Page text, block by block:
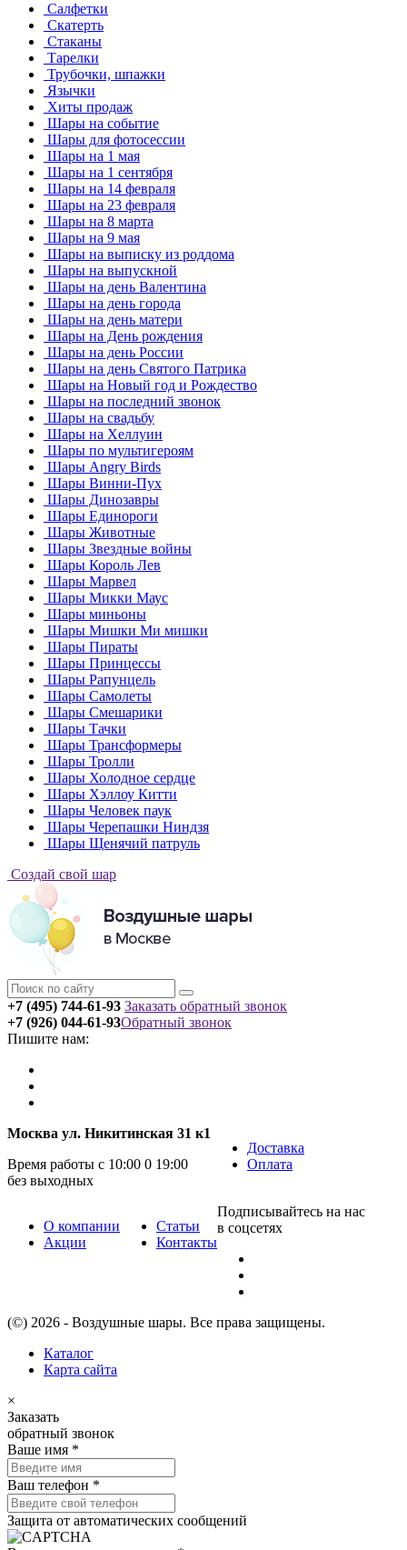
Салфетки
Скатерть
Стаканы
Тарелки
Трубочки, шпажки
Язычки
Хиты продаж
Шары на событие
Шары для фотосессии
Шары на 1 мая
Шары на 1 сентября
Шары на 14 февраля
Шары на 23 февраля
Шары на 8 марта
Шары на 9 мая
Шары на выписку из роддома
Шары на выпускной
Шары на день Валентина
Шары на день города
Шары на день матери
Шары на День рождения
Шары на день России
Шары на день Святого Патрика
Шары на Новый год и Рождество
Шары на последний звонок
Шары на свадьбу
Шары на Хеллуин
Шары по мультигероям
Шары Angry Birds
Шары Винни-Пух
Шары Динозавры
Шары Единороги
Шары Животные
Шары Звездные войны
Шары Король Лев
Шары Марвел
Шары Микки Маус
Шары миньоны
Шары Мишки Ми мишки
Шары Пираты
Шары Принцессы
Шары Рапунцель
Шары Самолеты
Шары Смешарики
Шары Тачки
Шары Трансформеры
Шары Тролли
Шары Холодное сердце
Шары Хэллоу Китти
Шары Человек паук
Шары Черепашки Ниндзя
Шары Щенячий патруль
Создай свой шар
+7 (495) 744-61-93 Заказать обратный звонок
+7 (926) 044-61-93
Пишите нам:
Обратный звонок
Москва ул. Никитинская 31 к1
Время работы с 10:00 0 19:00
без выходных
Доставка
Оплата
О компании
Акции
Статьи
Контакты
Подписывайтесь на нас
в соцсетях
(©) 2026 - Воздушные шары. Все права защищены.
Каталог
Карта сайта
×
Заказать
обратный звонок
Ваше имя *
Ваш телефон *
Защита от автоматических сообщений